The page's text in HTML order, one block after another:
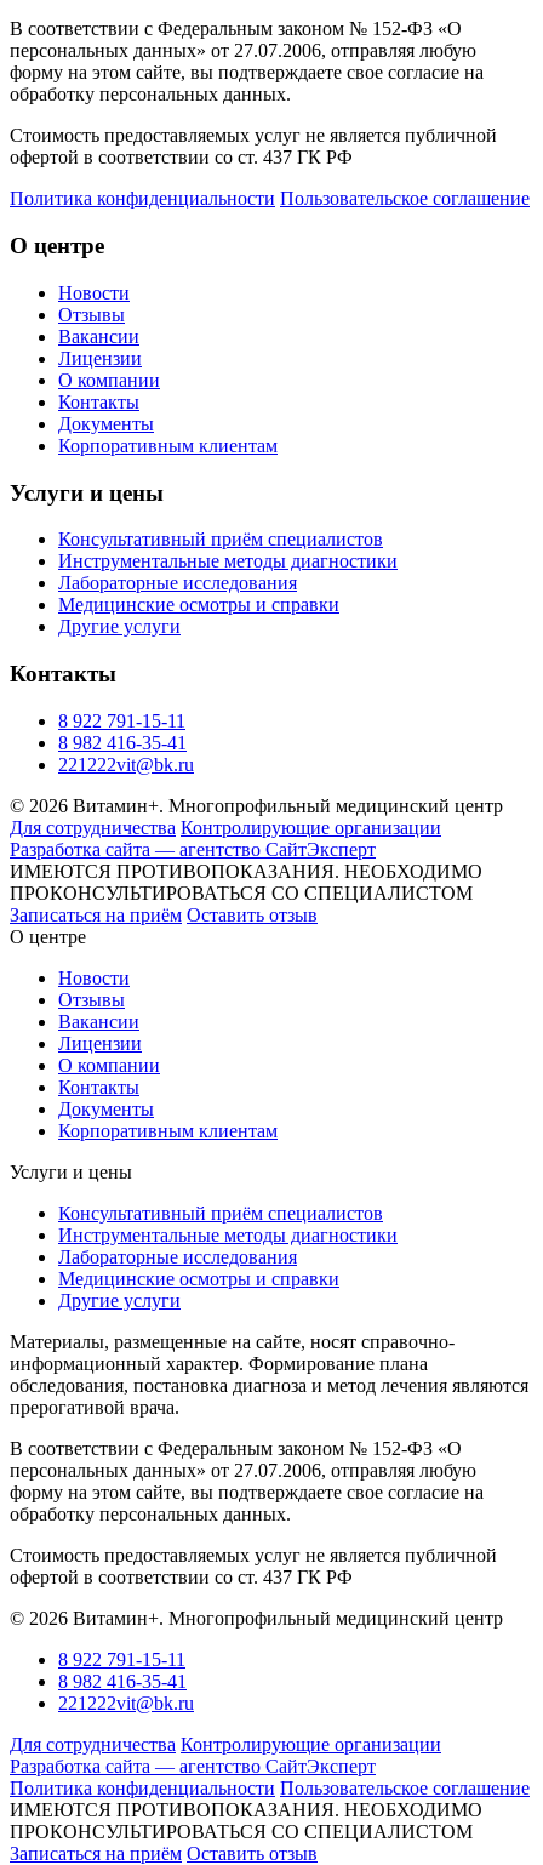
В соответствии с Федеральным законом № 152-ФЗ «О
персональных данных» от 27.07.2006, отправляя любую
форму на этом сайте, вы подтверждаете свое согласие на
обработку персональных данных.
Стоимость предоставляемых услуг не является публичной
офертой в соответствии со ст. 437 ГК РФ
Политика конфиденциальности Пользовательское соглашение
О центре
Новости
Отзывы
Вакансии
Лицензии
О компании
Контакты
Документы
Корпоративным клиентам
Услуги и цены
Консультативный приём специалистов
Инструментальные методы диагностики
Лабораторные исследования
Медицинские осмотры и справки
Другие услуги
Контакты
8 922 791-15-11
8 982 416-35-41
221222vit@bk.ru
© 2026 Витамин+. Многопрофильный медицинский центр
Для сотрудничества Контролирующие организации
Разработка сайта — агентство СайтЭксперт
ИМЕЮТСЯ ПРОТИВОПОКАЗАНИЯ. НЕОБХОДИМО
ПРОКОНСУЛЬТИРОВАТЬСЯ СО СПЕЦИАЛИСТОМ
Записаться на приём Оставить отзыв
О центре
Новости
Отзывы
Вакансии
Лицензии
О компании
Контакты
Документы
Корпоративным клиентам
Услуги и цены
Консультативный приём специалистов
Инструментальные методы диагностики
Лабораторные исследования
Медицинские осмотры и справки
Другие услуги
Материалы, размещенные на сайте, носят справочно-
информационный характер. Формирование плана
обследования, постановка диагноза и метод лечения являются
прерогативой врача.
В соответствии с Федеральным законом № 152-ФЗ «О
персональных данных» от 27.07.2006, отправляя любую
форму на этом сайте, вы подтверждаете свое согласие на
обработку персональных данных.
Стоимость предоставляемых услуг не является публичной
офертой в соответствии со ст. 437 ГК РФ
© 2026 Витамин+. Многопрофильный медицинский центр
8 922 791-15-11
8 982 416-35-41
221222vit@bk.ru
Для сотрудничества Контролирующие организации
Разработка сайта — агентство СайтЭксперт
Политика конфиденциальности Пользовательское соглашение
ИМЕЮТСЯ ПРОТИВОПОКАЗАНИЯ. НЕОБХОДИМО
ПРОКОНСУЛЬТИРОВАТЬСЯ СО СПЕЦИАЛИСТОМ
Записаться на приём Оставить отзыв